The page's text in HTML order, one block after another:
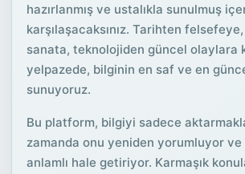
hazırlanmış ve ustalıkla sunulmuş
karşılaşacaksınız. Tarihten
sanata, teknolojiden güncel olaylara
yelpazede, bilginin en saf ve en
sunuyoruz.
Bu platform, bilgiyi sadece
zamanda onu yeniden yorumluyor
anlamlı hale getiriyor. Karmaşık